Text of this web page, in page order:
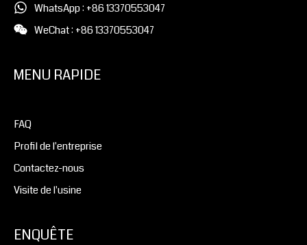
WhatsApp : +86 13370553047
WeChat : +86 13370553047
MENU RAPIDE
FAQ
Profil de l'entreprise
Contactez-nous
Visite de l'usine
ENQUÊTE